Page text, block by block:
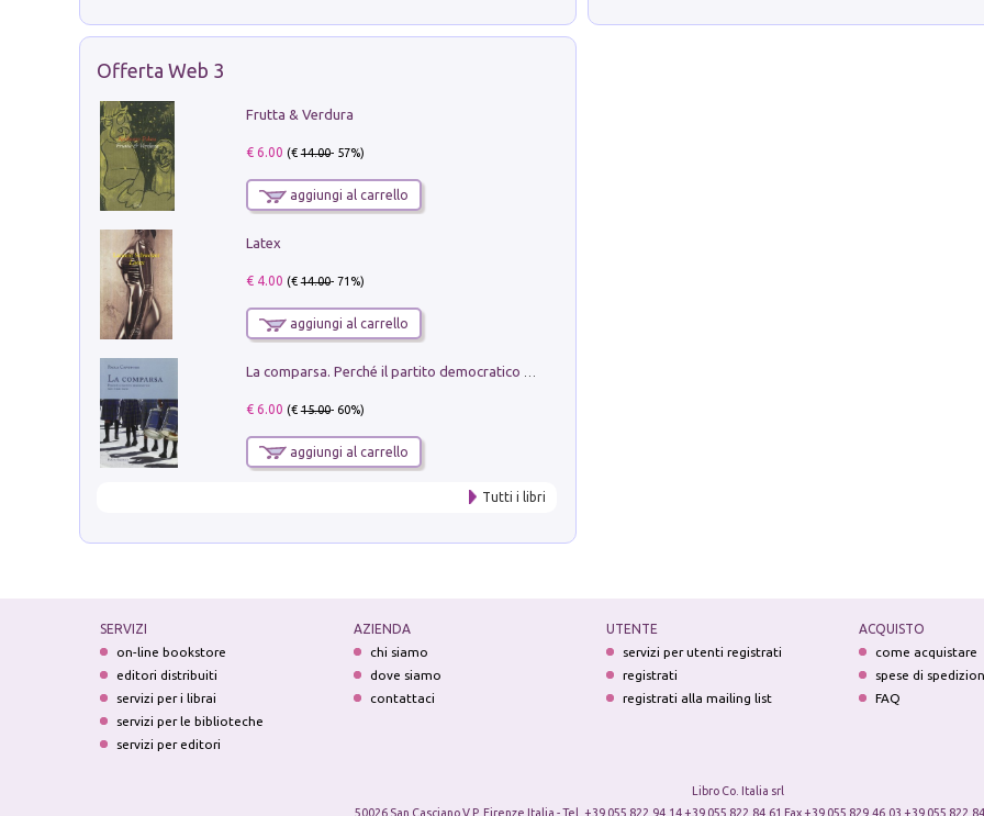
Offerta Web 3
Frutta & Verdura
€ 6.00 (€14.00- 57%)
aggiungi al carrello
Latex
€ 4.00 (€14.00- 71%)
aggiungi al carrello
€ 6.00 (€15.00- 60%)
aggiungi al carrello
Tutti i libri
SERVIZI
on-line bookstore
editori distribuiti
servizi per i librai
servizi per le biblioteche
servizi per editori
AZIENDA
chi siamo
dove siamo
contattaci
UTENTE
servizi per utenti registrati
registrati
registrati alla mailing list
ACQUISTO
come acquistare
spese di
FAQ
Libro Co. Italia srl
50026 San Casciano V.P. Firenze Italia - Tel. +39 055 822.94.14 +39 055 822.84.61 Fax +39 055 829.46.03 +39 055